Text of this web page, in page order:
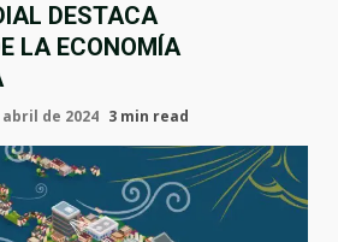
DESTACA
LA ECONOMÍA
abril de 2024 3 min read